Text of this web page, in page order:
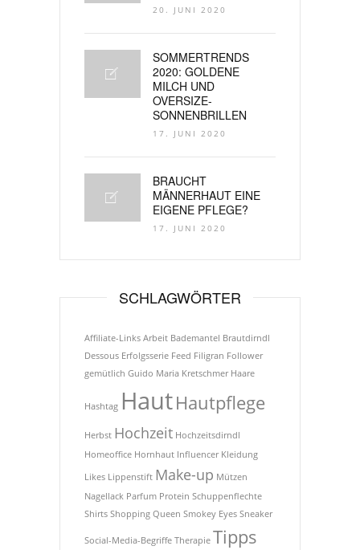
20. JUNI 2020
SOMMERTRENDS
2020: GOLDENE
MILCH UND
OVERSIZE-
SONNENBRILLEN
17. JUNI 2020
BRAUCHT
MÄNNERHAUT EINE
EIGENE PFLEGE?
17. JUNI 2020
SCHLAGWÖRTER
Affiliate-Links Arbeit Bademantel Brautdirndl
Dessous Erfolgsserie Feed Filigran Follower
gemütlich Guido Maria Kretschmer Haare
Hashtag HautHautpflege
Herbst Hochzeit Hochzeitsdirndl
Homeoffice Hornhaut Influencer Kleidung
Likes Lippenstift Make-up Mützen
Nagellack Parfum Protein Schuppenflechte
Shirts Shopping Queen Smokey Eyes Sneaker
Social-Media-Begriffe Therapie Tipps